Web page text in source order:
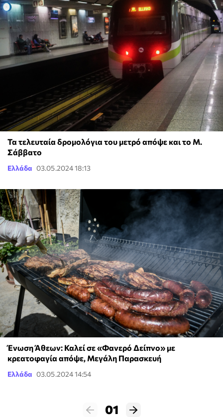
Τα τελευταία δρομολόγια του μετρό απόψε και το Μ.
Σάββατο
Ελλάδα 03.05.2024 18:13
Ένωση Άθεων: Καλεί σε «Φανερό Δείπνο» με
κρεατοφαγία απόψε, Μεγάλη Παρασκευή
Ελλάδα 03.05.2024 14:54
01